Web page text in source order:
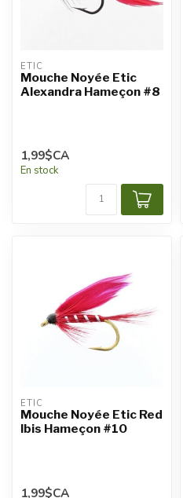
ETIC
Mouche Noyée Etic
Alexandra Hameçon #8
1,99$CA
En stock
ETIC
Mouche Noyée Etic Red
Ibis Hameçon #10
1,99$CA